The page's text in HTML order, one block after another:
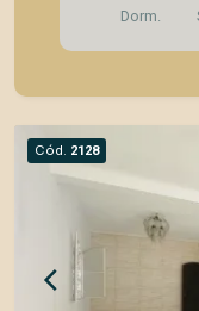
a família. No pavimento superior, o imóvel conta
com 3
proporciona
social é
criando um
familiares e amigos. A cozinha
para o dia a dia. Nos fundos, o destaque fica por
Dorm.
Cód. 2128